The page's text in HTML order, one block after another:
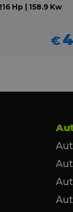
Hp | 158.9 Kw
€